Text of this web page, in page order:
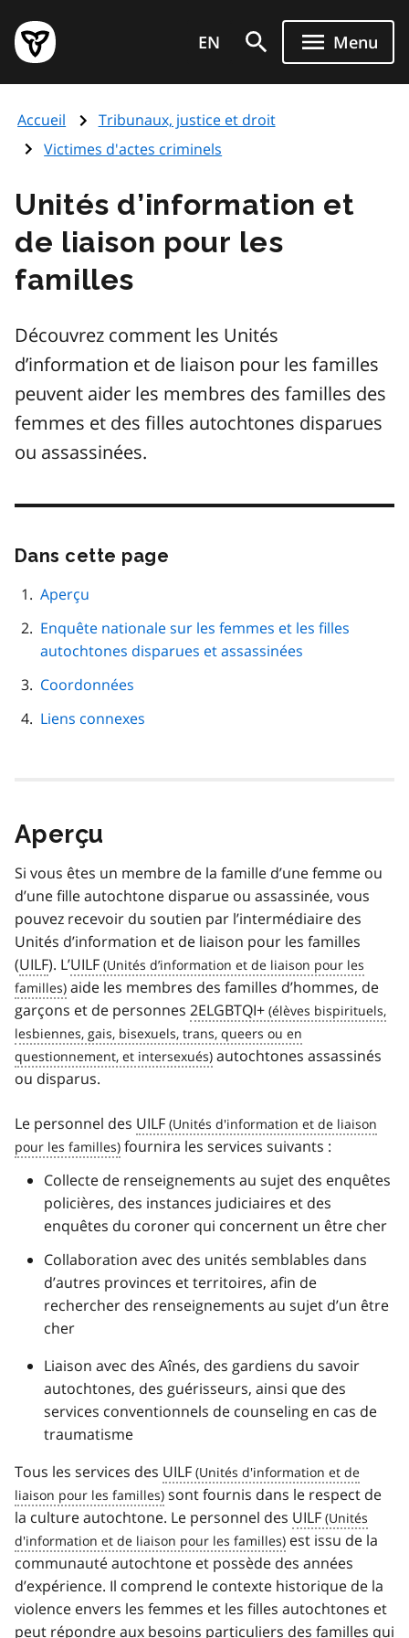
au
contenu
principal
Page
d'accueil
de
l'Ontario
EN Menu
Accueil
Tribunaux, justice et droit
Victimes d'actes criminels
Unités d’information et
de liaison pour les
familles
Découvrez comment les Unités
d’information et de liaison pour les familles
peuvent aider les membres des familles des
femmes et des filles autochtones disparues
ou assassinées.
Dans cette page
page
Aperçu
Enquête nationale sur les femmes et les filles
autochtones disparues et assassinées
Coordonnées
Liens connexes
Aperçu
Si vous êtes un membre de la famille d’une femme ou
d’une fille autochtone disparue ou assassinée, vous
pouvez recevoir du soutien par l’intermédiaire des
Unités d’information et de liaison pour les familles
(UILF). L’UILF
aide les membres des familles d’hommes, de
garçons et de personnes 2ELGBTQI+
autochtones assassinés
ou disparus.
Le personnel des UILF
fournira les services suivants :
Collecte de renseignements au sujet des enquêtes
policières, des instances judiciaires et des
enquêtes du coroner qui concernent un être cher
Collaboration avec des unités semblables dans
d’autres provinces et territoires, afin de
rechercher des renseignements au sujet d’un être
cher
Liaison avec des Aînés, des gardiens du savoir
autochtones, des guérisseurs, ainsi que des
services conventionnels de counseling en cas de
traumatisme
Tous les services des UILF
sont fournis dans le respect de
la culture autochtone. Le personnel des UILF
est issu de la
communauté autochtone et possède des années
d’expérience. Il comprend le contexte historique de la
violence envers les femmes et les filles autochtones et
peut répondre aux besoins particuliers des familles qui